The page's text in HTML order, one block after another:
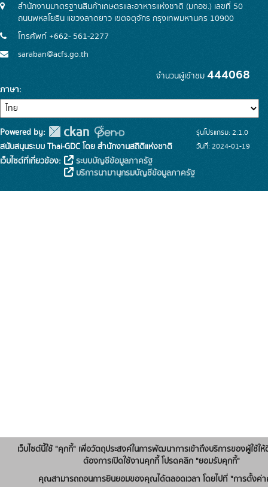
สำนักงานมาตรฐานสินค้าเกษตรและอาหารแห่งชาติ (มกอช.) เลขที่ 50
ถนนพหลโยธิน แขวงลาดยาว เขตจตุจักร กรุงเทพมหานคร 10900
โทรศัพท์ +662- 561-2277
saraban@acfs.go.th
จำนวนผู้เข้าชม 444068
ภาษา
Powered by:
สนับสนุนระบบ Thai-GDC โดย สำนักงานสถิติแห่งชาติ
เว็บไซต์ที่เกี่ยวข้อง:
ระบบบัญชีข้อมูลภาครัฐ
บริการนามานุกรมบัญชีข้อมูลภาครัฐ
รุ่นโปรแกรม: 2.1.0
วันที่: 2024-01-19
เว็บไซต์นี้ใช้ "คุกกี้" เพื่อวัตถุประสงค์ในการพัฒนาการเข้าถึงบริการของผู้ใช้ใ
ต้องการเปิดใช้งานคุกกี้ โปรดคลิก "ยอมรับคุกกี้"
คุณสามารถถอนการยินยอมของคุณได้ตลอดเวลา โดยไปที่ "การตั้งค่